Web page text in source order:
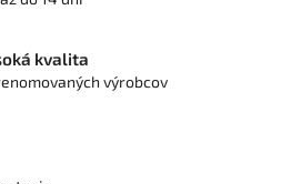
kvalita
výrobcov